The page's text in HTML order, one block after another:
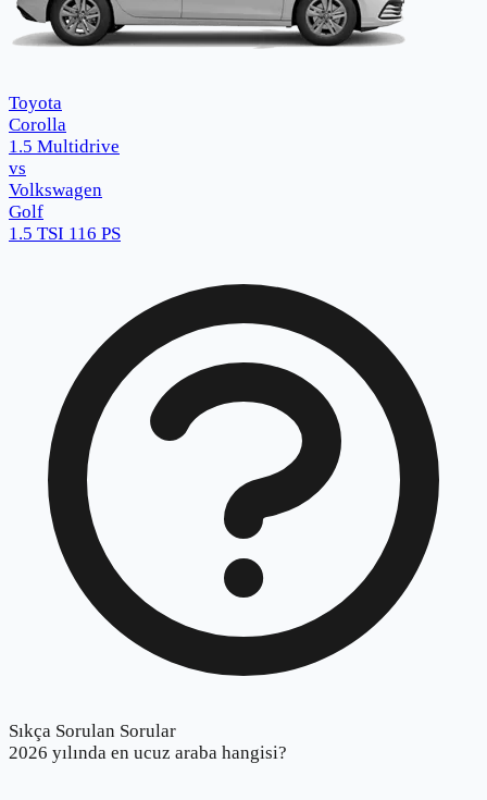
Toyota
Corolla
1.5 Multidrive
vs
Volkswagen
Golf
1.5 TSI 116 PS
Sıkça Sorulan Sorular
2026 yılında en ucuz araba hangisi?